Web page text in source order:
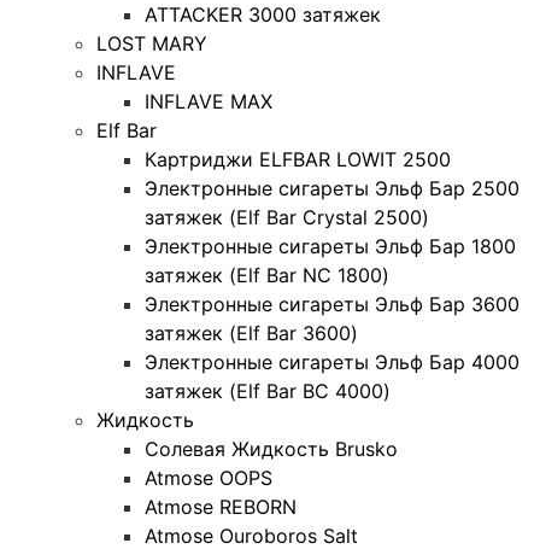
ATTACKER 3000 затяжек
LOST MARY
INFLAVE
INFLAVE MAX
Elf Bar
Картриджи ELFBAR LOWIT 2500
Электронные сигареты Эльф Бар 2500
затяжек (Elf Bar Crystal 2500)
Электронные сигареты Эльф Бар 1800
затяжек (Elf Bar NC 1800)
Электронные сигареты Эльф Бар 3600
затяжек (Elf Bar 3600)
Электронные сигареты Эльф Бар 4000
затяжек (Elf Bar BC 4000)
Жидкость
Солевая Жидкость Brusko
Atmose OOPS
Atmose REBORN
Atmose Ouroboros Salt